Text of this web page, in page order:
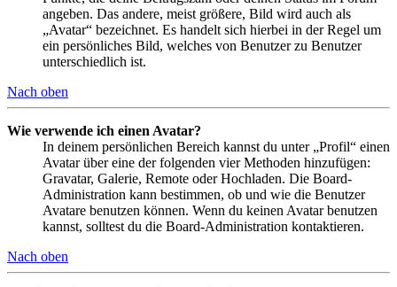
angeben. Das andere, meist größere, Bild wird auch als
„Avatar“ bezeichnet. Es handelt sich hierbei in der Regel um
ein persönliches Bild, welches von Benutzer zu Benutzer
unterschiedlich ist.
Nach oben
Wie verwende ich einen Avatar?
In deinem persönlichen Bereich kannst du unter „Profil“ einen
Avatar über eine der folgenden vier Methoden hinzufügen:
Gravatar, Galerie, Remote oder Hochladen. Die Board-
Administration kann bestimmen, ob und wie die Benutzer
Avatare benutzen können. Wenn du keinen Avatar benutzen
kannst, solltest du die Board-Administration kontaktieren.
Nach oben